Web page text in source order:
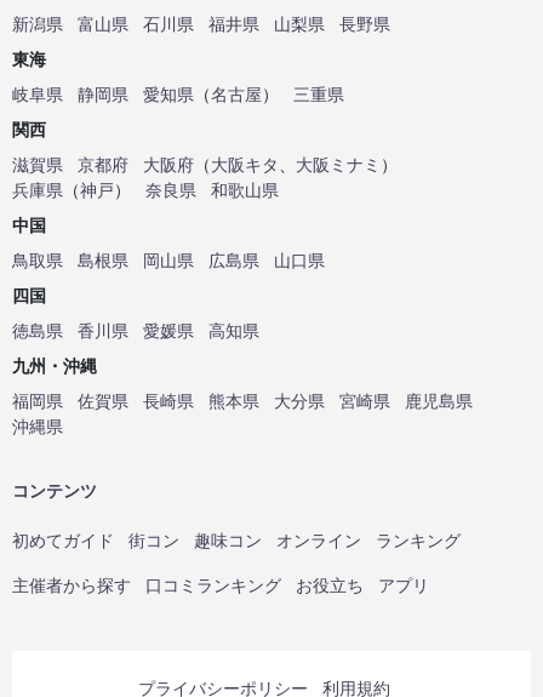
新潟県
富山県 石川県 福井県 山梨県
長野県
東海
岐阜県
静岡県 愛知県 （名古屋）
三重県
関西
滋賀県
京都府 大阪府 （大阪キタ 大阪ミナミ ）
兵庫県 （神戸） 奈良県
和歌山県
中国
鳥取県
島根県 岡山県 広島県
山口県
四国
徳島県
香川県 愛媛県
高知県
九州・沖縄
福岡県
佐賀県 長崎県 熊本県 大分県 宮崎県
鹿児島県
沖縄県
コンテンツ
初めてガイド 街コン 趣味コン オンライン ランキング
主催者から探す 口コミランキング お役立ち アプリ
プライバシーポリシー 利用規約